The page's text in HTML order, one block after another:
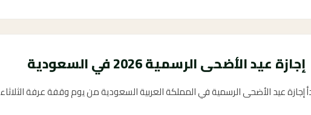
إجازة عيد الأضحى الرسمية 2026 في السعودية
إجازة عيد الأضحى الرسمية في المملكة العربية السعودية من يوم وقفة عرفة الثلاثاء 26 مايو 2026 وتمتد حتى السبت 30 مايو 2026.